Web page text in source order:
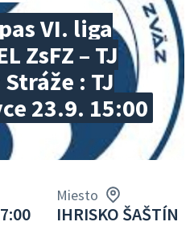
VI. liga
ZsFZ – TJ
: TJ
23.9. 15:00
Miesto
IHRISKO ŠAŠTÍN